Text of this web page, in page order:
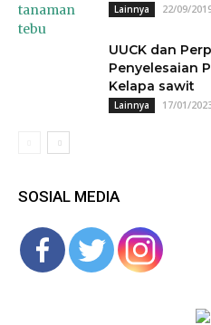
Lainnya 22/09/
UUCK dan
Penyelesaian
Kelapa sawit
Lainnya 17/01/
SOSIAL MEDIA